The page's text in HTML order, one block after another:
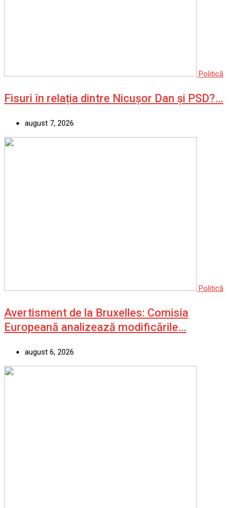
Politică
Fisuri în relația dintre Nicușor Dan și PSD?…
august 7, 2026
Politică
Avertisment de la Bruxelles: Comisia
Europeană analizează modificările…
august 6, 2026